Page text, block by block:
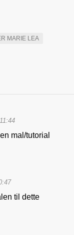
MARIE LEA
mal/tutorial
til dette